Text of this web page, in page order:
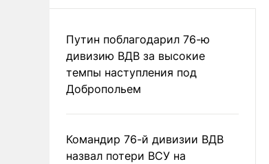
Путин поблагодарил 76-ю
дивизию ВДВ за высокие
темпы наступления под
Добропольем
Командир 76-й дивизии ВДВ
назвал потери ВСУ на